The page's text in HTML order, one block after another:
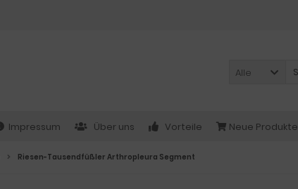
Alle
Impressum Über uns Vorteile Neue Produkte
Riesen-Tausendfüßler Arthropleura Segment